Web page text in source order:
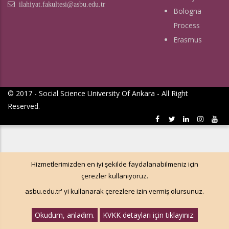
ilahiyat.fakultesi@asbu.edu.tr
Bologna
Process
Erasmus
© 2017 - Social Science University Of Ankara - All Right
Reserved.
Hizmetlerimizden en iyi şekilde faydalanabilmeniz için
çerezler kullanıyoruz.
asbu.edu.tr' yi kullanarak çerezlere izin vermiş olursunuz.
Okudum, anladım. KVKK detayları için tıklayınız.